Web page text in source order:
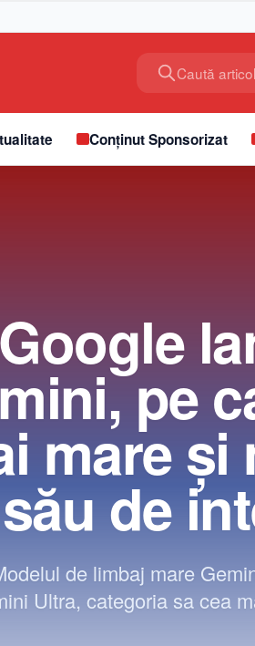
Caută
Conținut Sponsorizat
Google
pe
mare şi
de
de limbaj mare
Ultra, categoria sa cea